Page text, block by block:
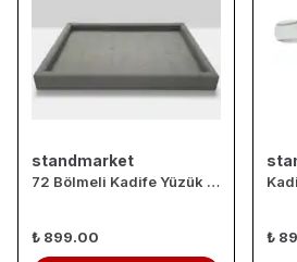
standmarket
72 Bölmeli Kadife Yüzük Düzenleyici ve Sergileme Tablası – 24x34 cm
₺ 899.00 ₺